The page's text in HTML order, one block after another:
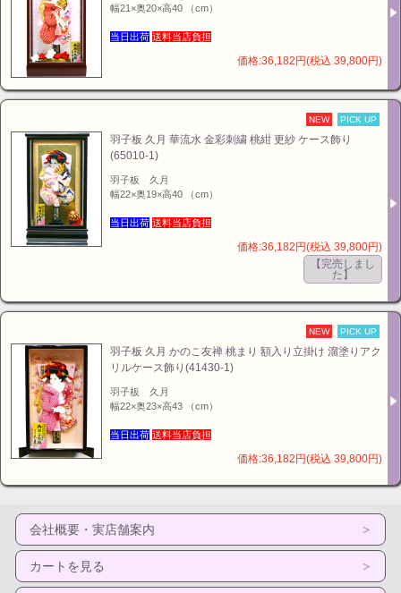
幅21×奥20×高40 （cm）
当日出荷 送料当店負担
価格:36,182円(税込 39,800円)
NEW PICK UP
羽子板 久月 華流水 金彩刺繍 桃紺 更紗 ケース飾り
(65010-1)
羽子板 久月
幅22×奥19×高40 （cm）
当日出荷 送料当店負担
価格:36,182円(税込 39,800円)
【完売しまし
た】
NEW PICK UP
羽子板 久月 かのこ友禅 桃まり 額入り立掛け 溜塗りアク
リルケース飾り(41430-1)
羽子板 久月
幅22×奥23×高43 （cm）
当日出荷 送料当店負担
価格:36,182円(税込 39,800円)
会社概要・実店舗案内
カートを見る